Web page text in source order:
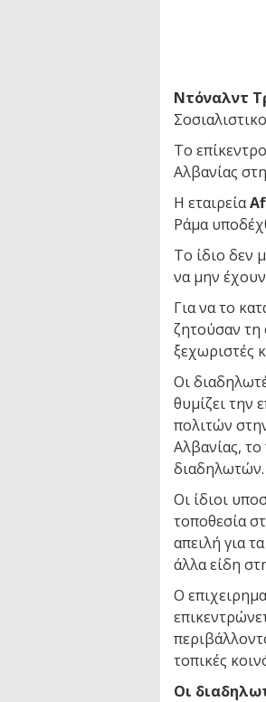
Ντόναλντ
Το
Αλβανίας
Η εταιρεία
Ράμα
Το ίδιο δεν
να μην
Για να το
ζητούσαν τη
ξεχωριστές
Οι
θυμίζει την
πολιτών
Αλβανίας,
διαδηλωτών.
Οι ίδιοι
τοποθεσία
απειλή για
άλλα είδη
Ο
τοπικές
Οι